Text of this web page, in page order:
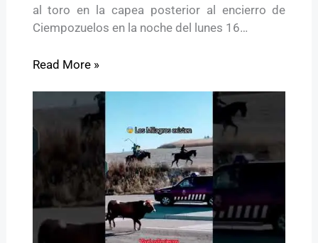
al toro en la capea posterior al encierro de
Ciempozuelos en la noche del lunes 16…
Read More »